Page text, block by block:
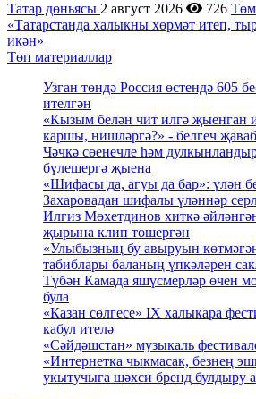
Татар дөньясы 2 август 2026 726
«Татарстанда халыкны хөрмәт итеп,
икән»
Төп материаллар
Узган төндә Россия өстендә 605
ителгән
«Кызым белән чит илгә җыенган
каршы, нишләргә?» - белгеч
Чәчкә сөенечле һәм
бүлешергә җыена
«Шифасы да, агуы да бар»: үлән
Захаровадан шифалы үләннәр
Илгиз Мөхетдинов хиткә
җырына клип төшергән
«Улыбызның бу авыруын
табиблары баланың үпкәләрен
Түбән Камада яшүсмерләр өчен
була
«Казан сөлгесе» IX халыкара
кабул ителә
«Сәйдәшстан» музыкаль
«Интернетка чыкмасак, безнең
укытучыга шәхси бренд булдыру